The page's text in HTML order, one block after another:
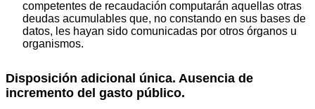
competentes de recaudación computarán aquellas otras
deudas acumulables que, no constando en sus bases de
datos, les hayan sido comunicadas por otros órganos u
organismos.
Disposición adicional única. Ausencia de
incremento del gasto público.